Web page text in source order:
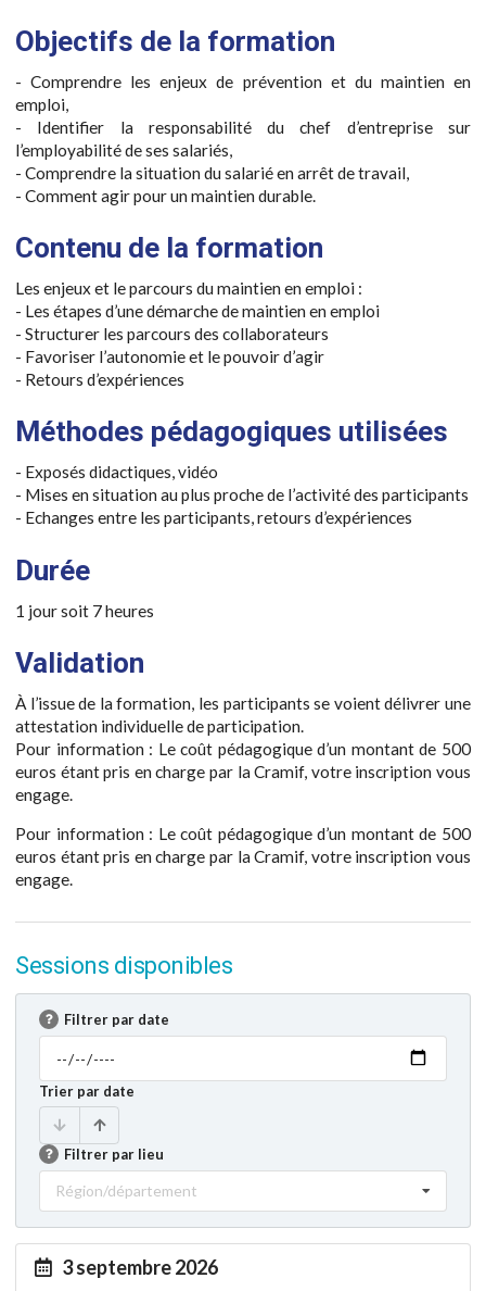
Objectifs de la formation
- Comprendre les enjeux de prévention et du maintien en
emploi,
- Identifier la responsabilité du chef d’entreprise sur
l’employabilité de ses salariés,
- Comprendre la situation du salarié en arrêt de travail,
- Comment agir pour un maintien durable.
Contenu de la formation
Les enjeux et le parcours du maintien en emploi :
- Les étapes d’une démarche de maintien en emploi
- Structurer les parcours des collaborateurs
- Favoriser l’autonomie et le pouvoir d’agir
- Retours d’expériences
Méthodes pédagogiques utilisées
- Exposés didactiques, vidéo
- Mises en situation au plus proche de l’activité des participants
- Echanges entre les participants, retours d’expériences
Durée
1 jour soit 7 heures
Validation
À l’issue de la formation, les participants se voient délivrer une
attestation individuelle de participation.
Pour information : Le coût pédagogique d’un montant de 500
euros étant pris en charge par la Cramif, votre inscription vous
engage.
Pour information : Le coût pédagogique d’un montant de 500
euros étant pris en charge par la Cramif, votre inscription vous
engage.
Sessions disponibles
Filtrer par date
Trier par date
Filtrer par lieu
Région/département
3 septembre 2026